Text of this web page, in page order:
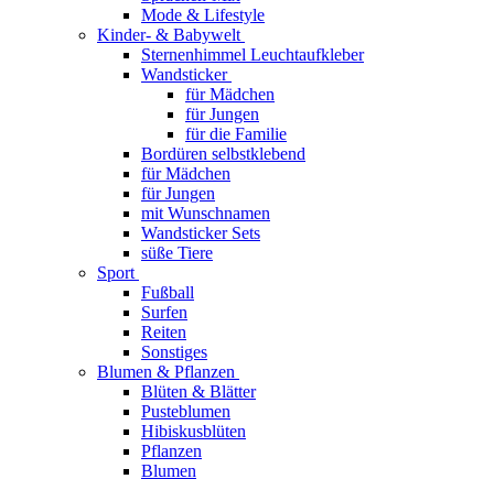
Mode & Lifestyle
Kinder- & Babywelt
Sternenhimmel Leuchtaufkleber
Wandsticker
für Mädchen
für Jungen
für die Familie
Bordüren selbstklebend
für Mädchen
für Jungen
mit Wunschnamen
Wandsticker Sets
süße Tiere
Sport
Fußball
Surfen
Reiten
Sonstiges
Blumen & Pflanzen
Blüten & Blätter
Pusteblumen
Hibiskusblüten
Pflanzen
Blumen